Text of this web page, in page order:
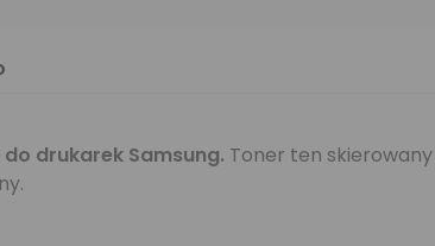
do drukarek Samsung. Toner ten skierowany